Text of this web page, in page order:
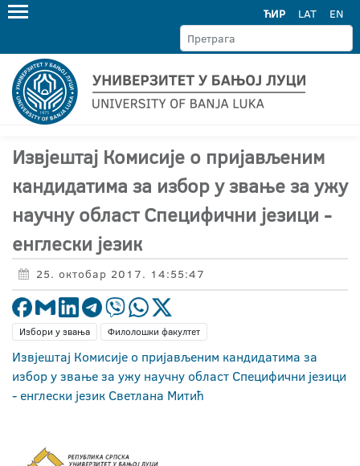
ЋИР LAT EN
Извјештај Комисије о пријављеним
кандидатима за избор у звање за ужу
научну област Специфични језици -
енглески језик
25. октобар 2017. 14:55:47
Избори у звања Филолошки факултет
Извјештај Комисије о пријављеним кандидатима за
избор у звање за ужу научну област Специфични језици
- енглески језик Светлана Митић